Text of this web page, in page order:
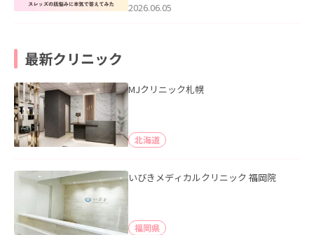
2026.06.05
最新クリニック
MJクリニック札幌
北海道
いびきメディカルクリニック 福岡院
福岡県